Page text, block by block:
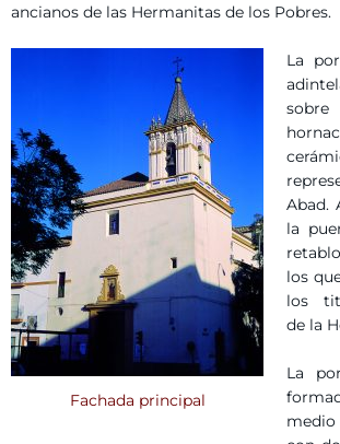
ancianos de las Hermanitas de los Pobres.
Fachada principal
La
Abad.
la
los
los
de la
La
medio